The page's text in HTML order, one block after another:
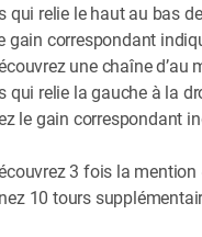
qui relie le haut au bas
gain correspondant
une chaîne d’au
qui relie la gauche à la
le gain correspondant
3 fois la mention
10 tours